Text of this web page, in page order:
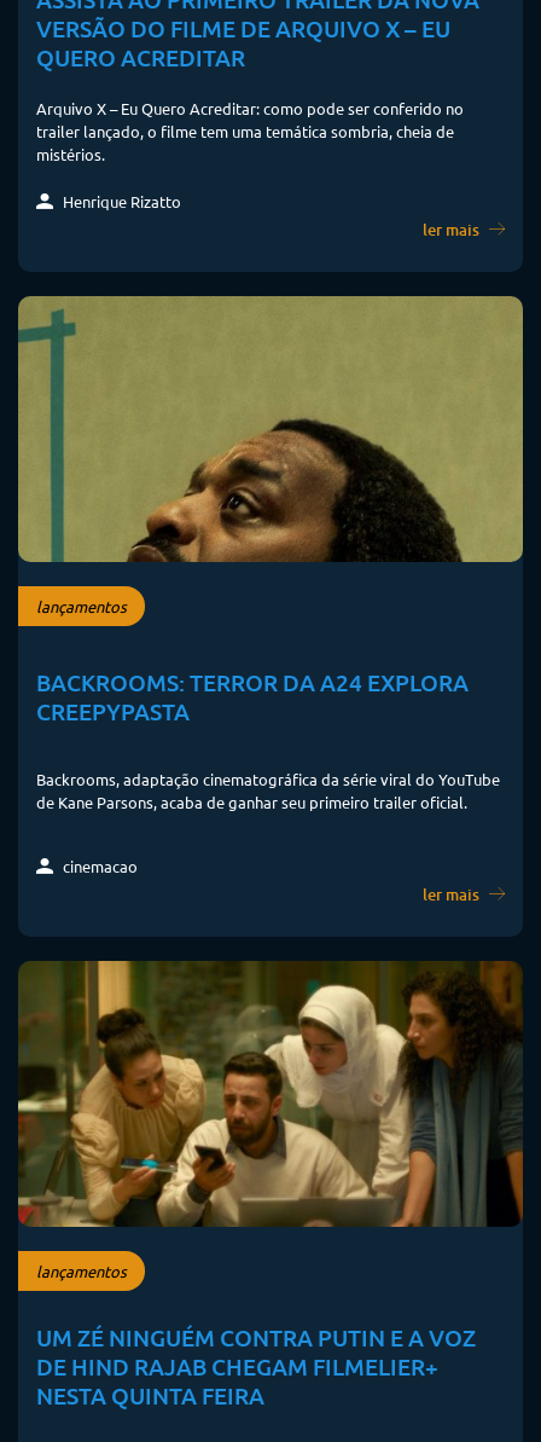
VERSÃO DO FILME DE ARQUIVO X – EU
QUERO ACREDITAR
Arquivo X – Eu Quero Acreditar: como pode ser conferido no
trailer lançado, o filme tem uma temática sombria, cheia de
mistérios.
Henrique Rizatto
ler mais
lançamentos
BACKROOMS: TERROR DA A24 EXPLORA
CREEPYPASTA
Backrooms, adaptação cinematográfica da série viral do YouTube
de Kane Parsons, acaba de ganhar seu primeiro trailer oficial.
cinemacao
ler mais
lançamentos
UM ZÉ NINGUÉM CONTRA PUTIN E A VOZ
DE HIND RAJAB CHEGAM FILMELIER+
NESTA QUINTA FEIRA